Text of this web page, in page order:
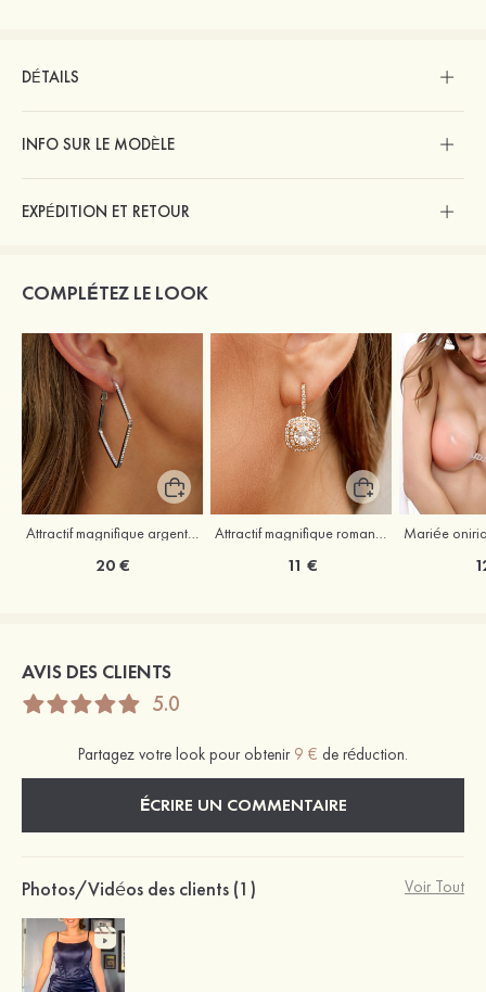
DÉTAILS
INFO SUR LE MODÈLE
EXPÉDITION ET RETOUR
COMPLÉTEZ LE LOOK
Attractif magnifique argent s925 zircon boucles d'oreilles
20 €
Attractif magnifique romantique argent s925 zircon boucles d'oreilles
11 €
AVIS DES CLIENTS
5.0
Partagez votre look pour obtenir 9 € de réduction.
ÉCRIRE UN COMMENTAIRE
Photos/Vidéos des clients (1) Voir Tout